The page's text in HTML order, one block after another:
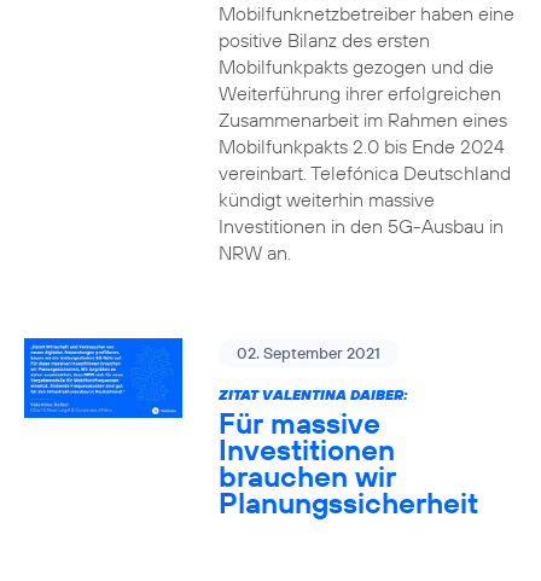
Mobilfunknetzbetreiber haben eine
positive Bilanz des ersten
Mobilfunkpakts gezogen und die
Weiterführung ihrer erfolgreichen
Zusammenarbeit im Rahmen eines
Mobilfunkpakts 2.0 bis Ende 2024
vereinbart. Telefónica Deutschland
kündigt weiterhin massive
Investitionen in den 5G-Ausbau in
NRW an.
02. September 2021
ZITAT VALENTINA DAIBER:
Für massive
Investitionen
brauchen wir
Planungssicherheit